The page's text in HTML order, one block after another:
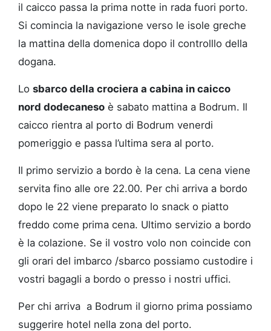
il caicco passa la prima notte in rada fuori porto.
Si comincia la navigazione verso le isole greche
la mattina della domenica dopo il controlllo della
dogana.
Lo sbarco della crociera a cabina in caicco
nord dodecaneso è sabato mattina a Bodrum. Il
caicco rientra al porto di Bodrum venerdi
pomeriggio e passa l’ultima sera al porto.
Il primo servizio a bordo è la cena. La cena viene
servita fino alle ore 22.00. Per chi arriva a bordo
dopo le 22 viene preparato lo snack o piatto
freddo come prima cena. Ultimo servizio a bordo
è la colazione. Se il vostro volo non coincide con
gli orari del imbarco /sbarco possiamo custodire i
vostri bagagli a bordo o presso i nostri uffici.
Per chi arriva a Bodrum il giorno prima possiamo
suggerire hotel nella zona del porto.